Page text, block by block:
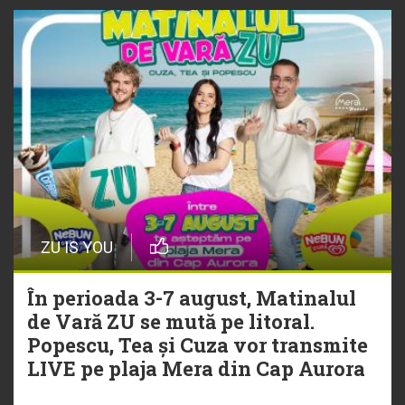
ZU IS YOU
În perioada 3-7 august, Matinalul
de Vară ZU se mută pe litoral.
Popescu, Tea și Cuza vor transmite
LIVE pe plaja Mera din Cap Aurora